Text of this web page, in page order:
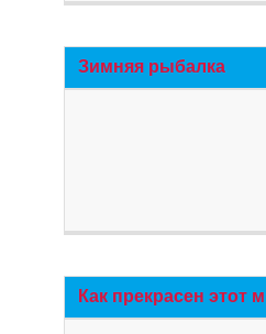
Зимняя рыбалка
Как прекрасен этот